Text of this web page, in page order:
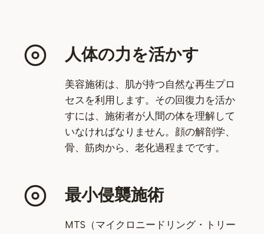
人体の力を活かす
美容施術は、肌が持つ自然な再生プロ
セスを利用します。その回復力を活か
すには、施術者が人間の体を理解して
いなければなりません。顔の解剖学、
骨、筋肉から、老化過程までです。
最小侵襲施術
MTS（マイクロニードリング・トリー